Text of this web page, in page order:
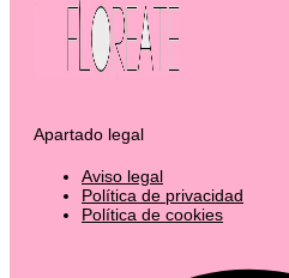
Apartado legal
Aviso legal
Política de privacidad
Política de cookies